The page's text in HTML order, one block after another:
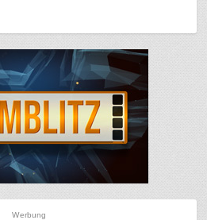
Werbung